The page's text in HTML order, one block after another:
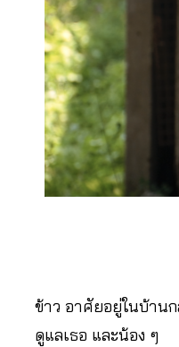
ข้าว อาศัยอยู่ในบ้าน
ดูแลเธอ และน้อง ๆ